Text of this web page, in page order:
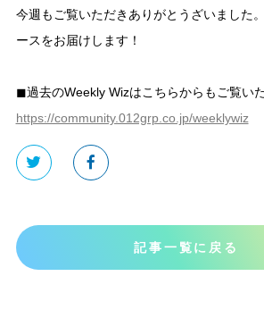
今週もご覧いただきありがとうざいました
ースをお届けします！
◼︎過去のWeekly Wizはこちらからもご覧い
https://community.012grp.co.jp/weeklywiz
記事一覧に戻る